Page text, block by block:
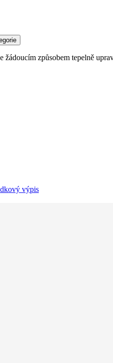
žádoucím způsobem tepelně
výpis